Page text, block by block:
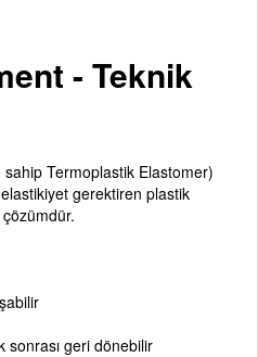
- Teknik
Termoplastik Elastomer)
gerektiren plastik
sonrası geri dönebilir